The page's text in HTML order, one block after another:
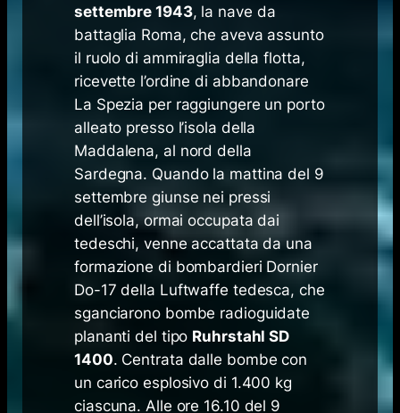
settembre 1943, la nave da
battaglia Roma, che aveva assunto
il ruolo di ammiraglia della flotta,
ricevette l’ordine di abbandonare
La Spezia per raggiungere un porto
alleato presso l’isola della
Maddalena, al nord della
Sardegna. Quando la mattina del 9
settembre giunse nei pressi
dell’isola, ormai occupata dai
tedeschi, venne accattata da una
formazione di bombardieri Dornier
Do-17 della Luftwaffe tedesca, che
sganciarono bombe radioguidate
plananti del tipo Ruhrstahl SD
1400. Centrata dalle bombe con
un carico esplosivo di 1.400 kg
ciascuna. Alle ore 16.10 del 9